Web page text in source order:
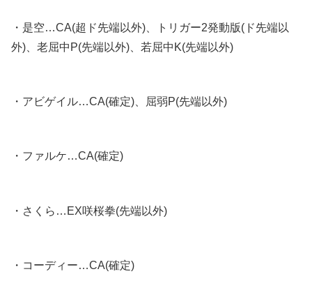
・是空…CA(超ド先端以外)、トリガー2発動版(ド先端以
外)、老屈中P(先端以外)、若屈中K(先端以外)
・アビゲイル…CA(確定)、屈弱P(先端以外)
・ファルケ…CA(確定)
・さくら…EX咲桜拳(先端以外)
・コーディー…CA(確定)